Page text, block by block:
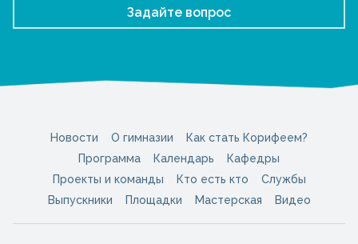
Задайте вопрос
Новости О гимназии
Как стать Корифеем?
Программа
Календарь
Кафедры
Проекты и команды
Кто есть кто
Службы
Выпускники
Площадки Мастерская Видео